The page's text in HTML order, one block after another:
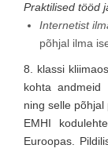
Praktilised tööd
Internetist
põhjal ilma
8. klassi
kohta andmeid
ning selle
EMHI
Euroopas.